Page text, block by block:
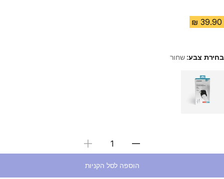
בחירת צבע:שחור
Choose a variant
בחירת כמות
הוספה לסל הקניות